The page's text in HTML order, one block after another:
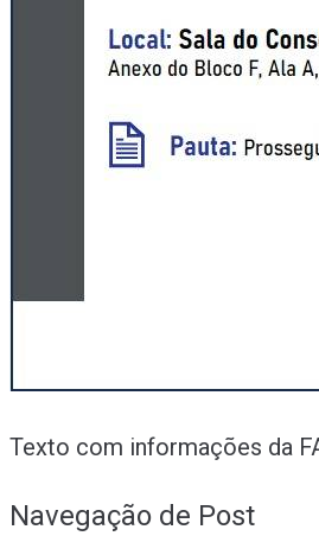
Texto com informações da
Navegação de Post